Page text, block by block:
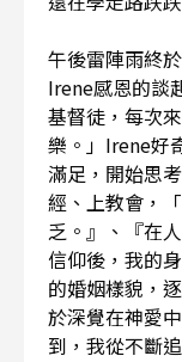
午後雷陣雨終
Irene感恩的談
基督徒，每次
樂。」Irene好
滿足，開始思
經、上教會，
乏。』、『在
信仰後，我的
的婚姻樣貌，
於深覺在神愛
到，我從不斷